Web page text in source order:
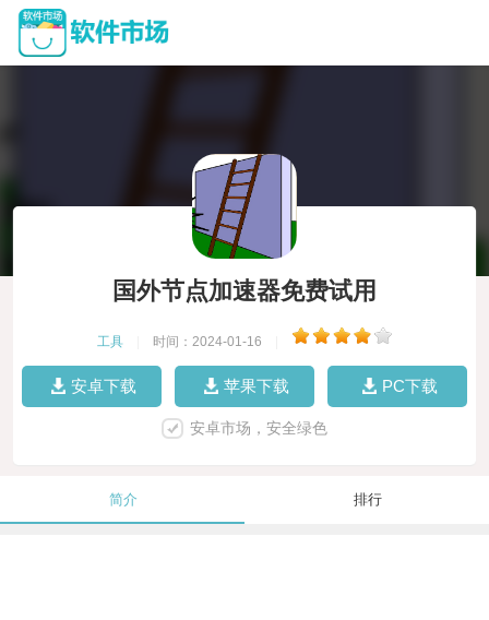
国外节点加速器免费试用
工具 时间：2024-01-16
安卓下载 苹果下载 PC下载
安卓市场，安全绿色
简介 排行